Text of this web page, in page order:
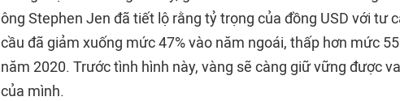
ông Stephen Jen đã tiết lộ rằng tỷ trọng của đồng USD với tư
cầu đã giảm xuống mức 47% vào năm ngoái, thấp hơn mức
năm 2020. Trước tình hình này, vàng sẽ càng giữ vững được
của mình.